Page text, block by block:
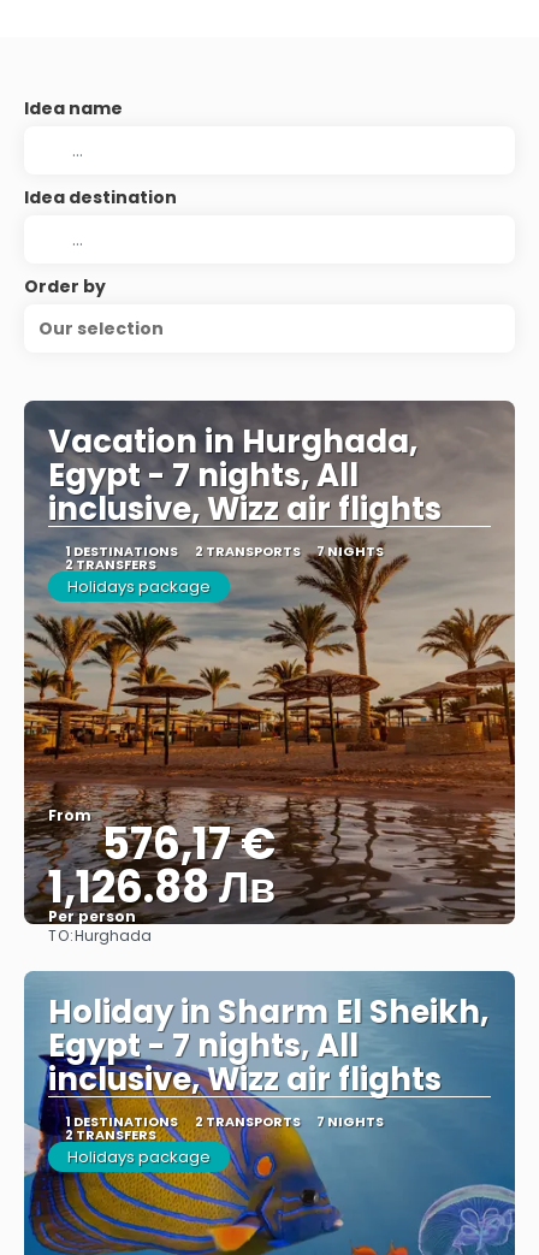
Idea name
Idea destination
Order by
Our selection
Vacation in Hurghada,
Egypt - 7 nights, All
inclusive, Wizz air flights
1 DESTINATIONS 2 TRANSPORTS 7 NIGHTS
2 TRANSFERS
Holidays package
From 576,17 €
1,126.88 Лв
Per person
TO:Hurghada
Holiday in Sharm El Sheikh,
Egypt - 7 nights, All
inclusive, Wizz air flights
1 DESTINATIONS 2 TRANSPORTS 7 NIGHTS
2 TRANSFERS
Holidays package